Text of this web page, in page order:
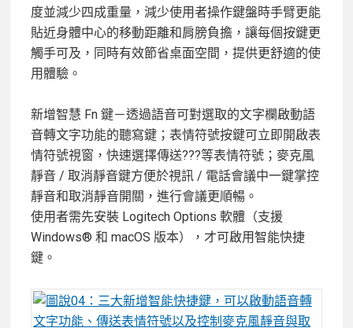
度並減少四成重量，減少使用者操作鍵盤時手臂更能
貼近身體中心的移動距離和肩膀負擔，讓每個按鍵更
觸手可及，同時有效節省桌面空間，提供更舒適的使
用體驗。
新增智慧 Fn 鍵－透過語音可對選取的文字欄啟動語
音轉文字功能的聽寫鍵；表情符號按鍵可立即開啟表
情符號視窗，快速選擇傳送???等表情符號；麥克風
靜音 / 取消靜音鍵方便於視訊 / 電話會議中一鍵掌控
靜音和取消靜音開關，進行會議更順暢。
使用者需先安裝 Logitech Options 軟體（支援
Windows® 和 macOS 版本），才可啟用智能快捷
鍵。